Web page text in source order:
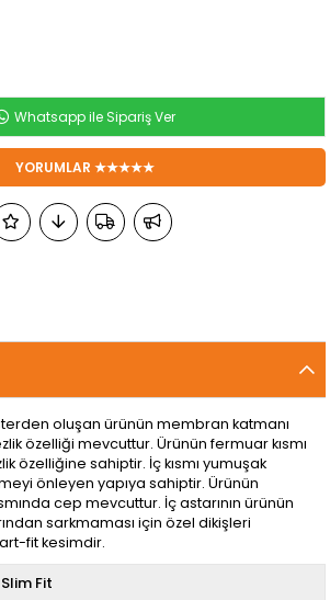
Whatsapp ile Sipariş Ver
YORUMLAR ★★★★★
oluşan ürünün membran katmanı
özelliği mevcuttur. Ürünün fermuar kısmı
özelliğine sahiptir. İç kısmı yumuşak
önleyen yapıya sahiptir. Ürünün
cep mevcuttur. İç astarının ürünün
sarkmaması için özel dikişleri
fit kesimdir.
Slim Fit